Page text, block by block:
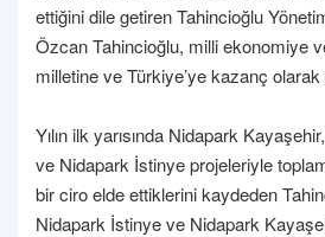
ettiğini dile getiren Tahincioğlu
Özcan Tahincioğlu, milli ekonomiye
milletine ve Türkiye’ye kazanç
Yılın ilk yarısında Nidapark
ve Nidapark İstinye projeleriyle
bir ciro elde ettiklerini kaydeden
Nidapark İstinye ve Nidapark